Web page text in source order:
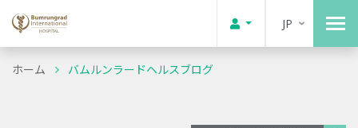
JP
ホーム バムルンラードヘルスブログ